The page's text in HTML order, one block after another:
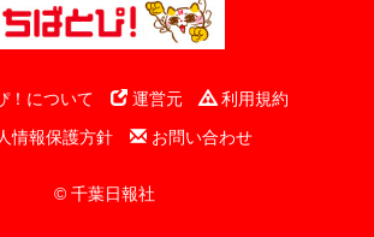
！について 運営元
利用規約
情報保護方針
お問い合わせ
© 千葉日報社